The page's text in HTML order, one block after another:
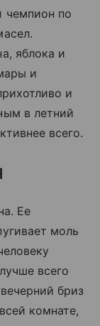
чемпион по
яблока и
и
и
в летний
всего.
Ее
моль
всего
бриз
комнате,